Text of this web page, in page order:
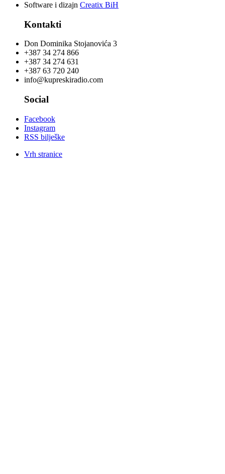
Software i dizajn Creatix BiH
Kontakti
Don Dominika Stojanovića 3
+387 34 274 866
+387 34 274 631
+387 63 720 240
info@kupreskiradio.com
Social
Facebook
Instagram
RSS bilješke
Vrh stranice